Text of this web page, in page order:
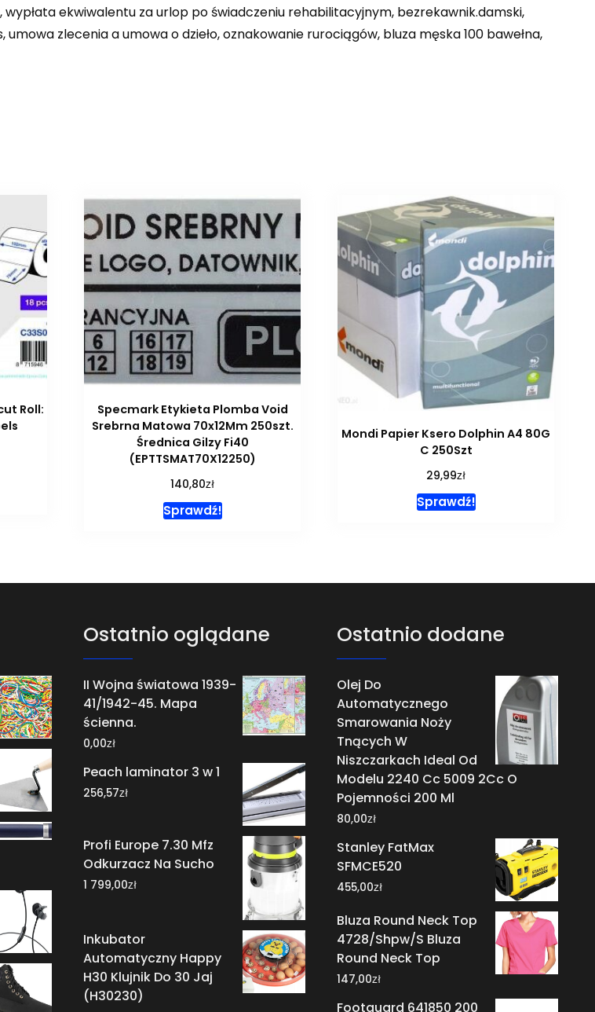
ekwiwalentu za urlop po świadczeniu rehabilitacyjnym, bezrekawnik.damski,
zlecenia a umowa o dzieło, oznakowanie rurociągów, bluza męska 100 bawełna,
Roll:
Specmark Etykieta Plomba Void
Srebrna Matowa 70x12Mm 250szt.
Średnica Gilzy Fi40
(EPTTSMAT70X12250)
140,80zł
Sprawdź!
Mondi Papier Ksero Dolphin A4 80G
C 250Szt
29,99zł
Sprawdź!
Ostatnio oglądane
II Wojna światowa 1939-
41/1942-45. Mapa
ścienna.
0,00zł
Peach laminator 3 w 1
256,57zł
Profi Europe 7.30 Mfz
Odkurzacz Na Sucho
1 799,00zł
Inkubator
Automatyczny Happy
H30 Klujnik Do 30 Jaj
(H30230)
Ostatnio dodane
Olej Do
Automatycznego
Smarowania Noży
Tnących W
Niszczarkach Ideal Od
Modelu 2240 Cc 5009 2Cc O
Pojemności 200 Ml
80,00zł
Stanley FatMax
SFMCE520
455,00zł
Bluza Round Neck Top
4728/Shpw/S Bluza
Round Neck Top
147,00zł
Footguard 641850 200